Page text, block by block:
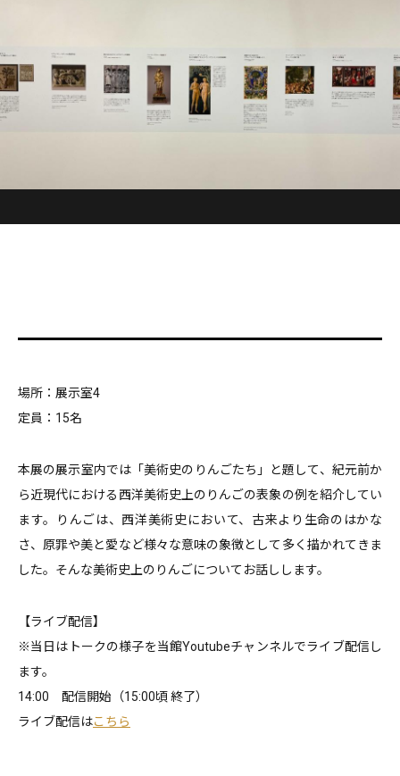
場所：展示室4
定員：15名
本展の展示室内では「美術史のりんごたち」と題して、紀元前か
ら近現代における西洋美術史上のりんごの表象の例を紹介してい
ます。りんごは、西洋美術史において、古来より生命のはかな
さ、原罪や美と愛など様々な意味の象徴として多く描かれてきま
した。そんな美術史上のりんごについてお話しします。
【ライブ配信】
※当日はトークの様子を当館Youtubeチャンネルでライブ配信し
ます。
14:00 配信開始（15:00頃 終了）
ライブ配信はこちら